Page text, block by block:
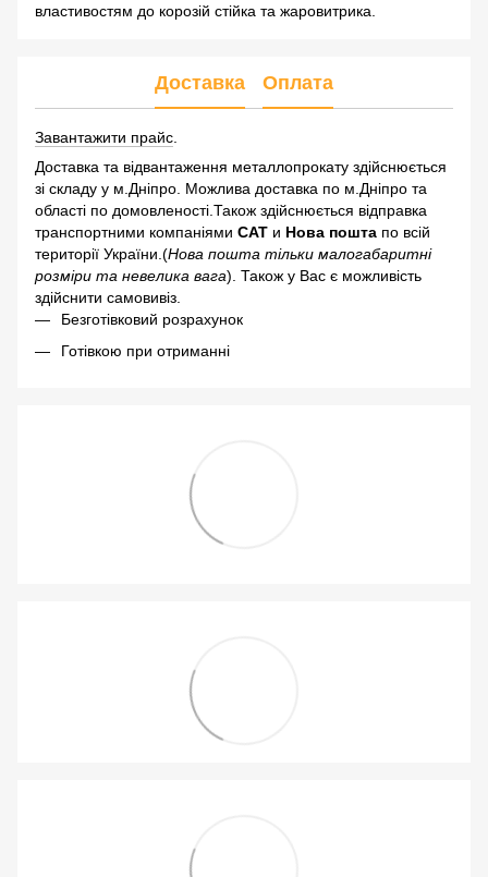
властивостям до корозій стійка та жаровитрика.
Доставка Оплата
Завантажити прайс
Доставка та відвантаження металлопрокату здійснюється
зі складу у м.Дніпро. Можлива доставка по м.Дніпро та
області по домовленості.Також здійснюється відправка
транспортними компаніями САТ и Нова пошта по всій
території України.(Нова пошта тільки малогабаритні
розміри та невелика вага). Також у Вас є можливість
здійснити самовивіз.
Безготівковий розрахунок
Готівкою при отриманні